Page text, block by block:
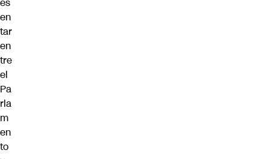
en
tar
en
tre
el
Pa
rla
m
en
to